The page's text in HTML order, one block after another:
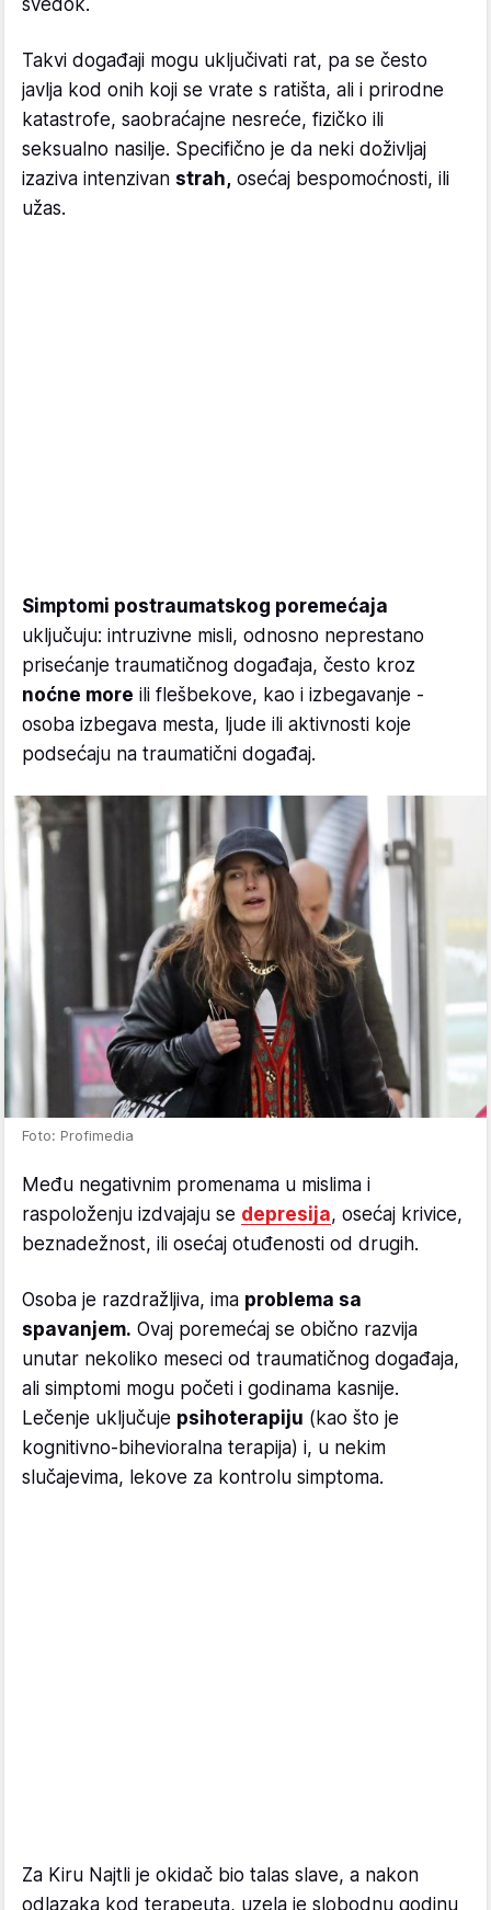
Takvi događaji mogu uključivati rat, pa se često
javlja kod onih koji se vrate s ratišta, ali i prirodne
katastrofe, saobraćajne nesreće, fizičko ili
seksualno nasilje. Specifično je da neki doživljaj
izaziva intenzivan strah, osećaj bespomoćnosti, ili
užas.
Simptomi postraumatskog poremećaja
uključuju: intruzivne misli, odnosno neprestano
prisećanje traumatičnog događaja, često kroz
noćne more ili flešbekove, kao i izbegavanje -
osoba izbegava mesta, ljude ili aktivnosti koje
podsećaju na traumatični događaj.
Foto: Profimedia
Među negativnim promenama u mislima i
raspoloženju izdvajaju se depresija, osećaj krivice,
beznadežnost, ili osećaj otuđenosti od drugih.
Osoba je razdražljiva, ima problema sa
spavanjem. Ovaj poremećaj se obično razvija
unutar nekoliko meseci od traumatičnog događaja,
ali simptomi mogu početi i godinama kasnije.
Lečenje uključuje psihoterapiju (kao što je
kognitivno-bihevioralna terapija) i, u nekim
slučajevima, lekove za kontrolu simptoma.
Za Kiru Najtli je okidač bio talas slave, a nakon
odlazaka kod terapeuta, uzela je slobodnu godinu